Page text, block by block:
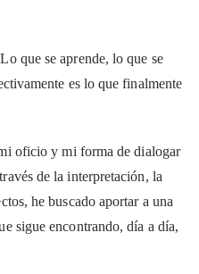
que se aprende, lo que se
es lo que finalmente
oficio y mi forma de dialogar
de la interpretación, la
he buscado aportar a una
sigue encontrando, día a día,